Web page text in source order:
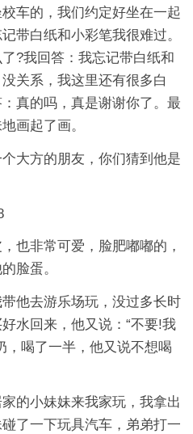
车的，我们约定好坐在一起
带白纸和小彩笔我很难过。
?我回答：我忘记带白纸和
关系，我这里还有很多白
真的吗，真是谢谢你了。最
画起了画。
大方的朋友，你们猜到他是
也非常可爱，脸肥嘟嘟的，
脸蛋。
他去游乐场玩，没过多长时
水回来，他又说：“不要!我
，喝了一半，他又说不想喝
的小妹妹来我家玩，我拿出
了一下玩具汽车，弟弟打一